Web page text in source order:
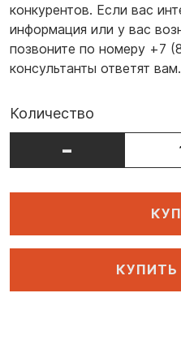
конкурентов. Если вас
информация или у вас
позвоните по номеру +7
консультанты ответят вам.
Количество
-
КУПИТЬ